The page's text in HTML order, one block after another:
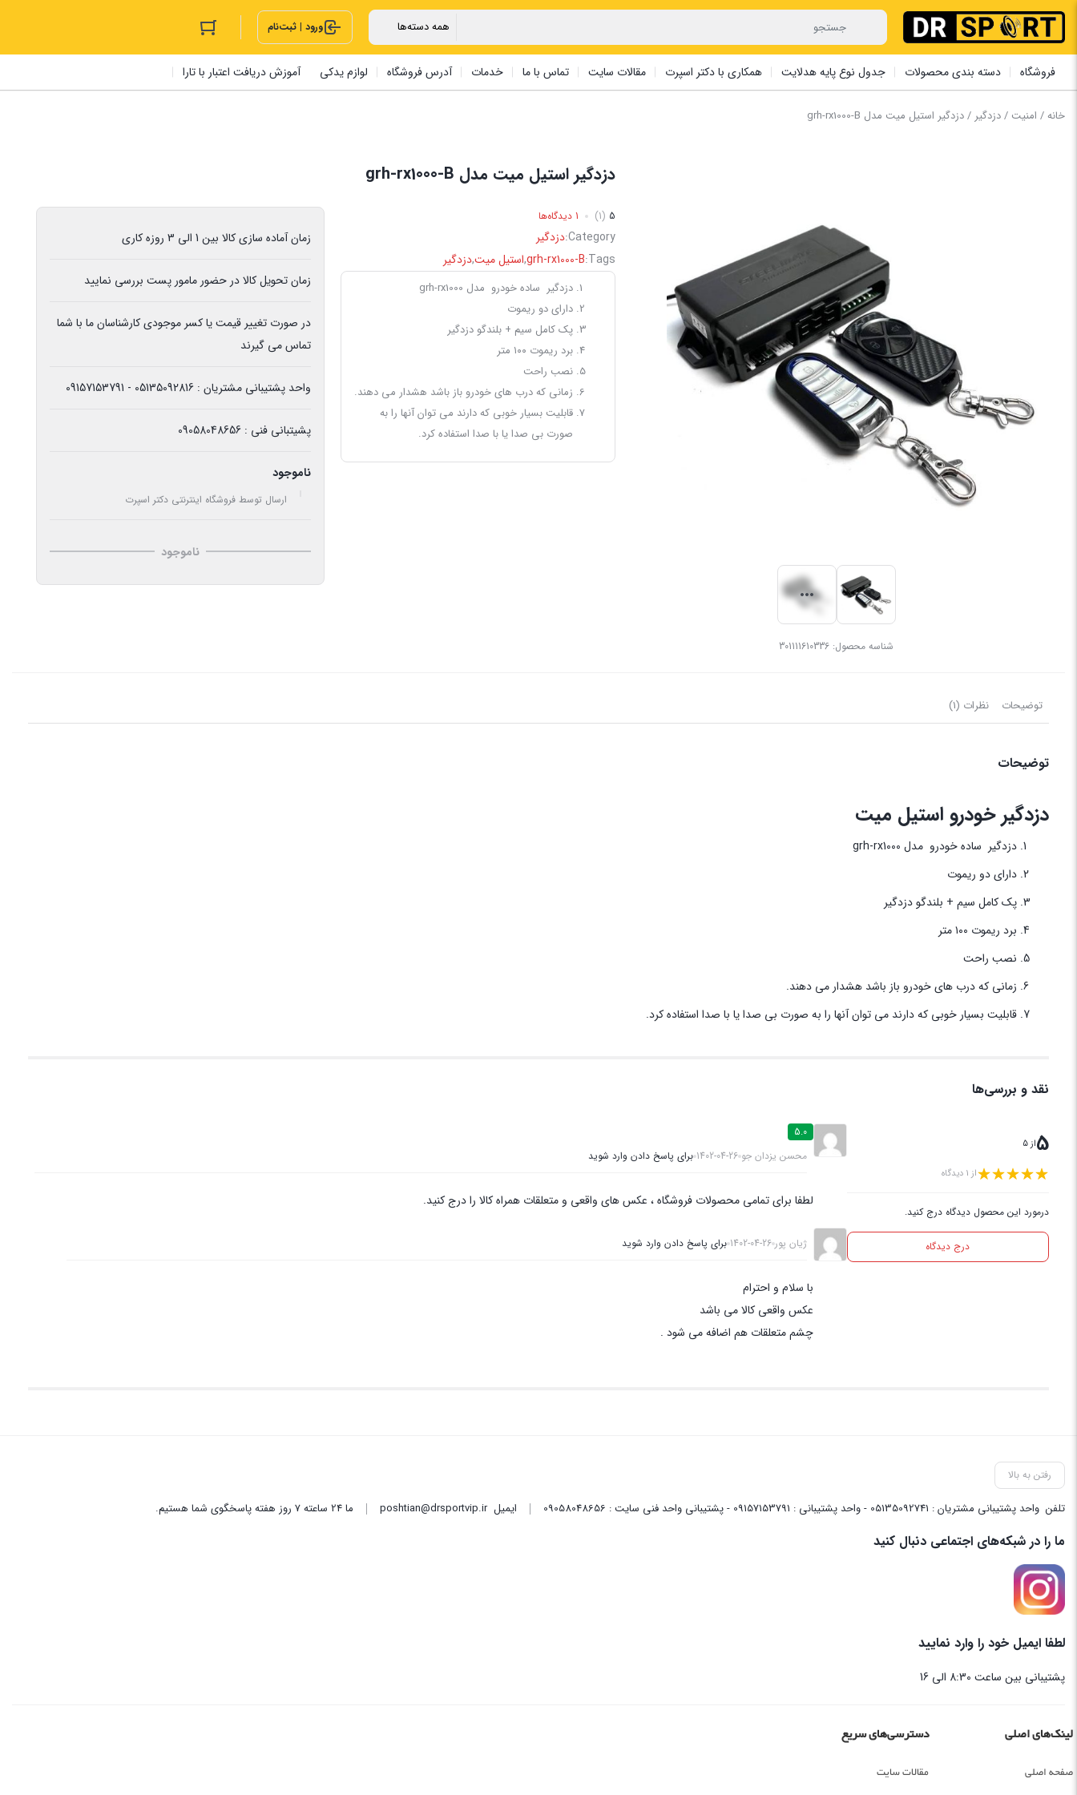
ورود | ثبت‌نام
فروشگاه دسته بندی محصولات جدول نوع پایه هدلایت همکاری با دکتر اسپرت مقالات سایت تماس با ما خدمات آدرس فروشگاه لوازم یدکی آموزش دریافت اعتبار با تارا
خانه/ امنیت /دزدگیر / دزدگیر استیل میت مدل grh-rx1000-B
شناسه محصول: 301111610336
دزدگیر استیل میت مدل grh-rx1000-B
5
(1) 1 دیدگاه‌ها
Category:دزدگیر
Tags:
grh-rx1000-B
,استیل میت,دزدگیر
دزدگیر ساده خودرو مدل grh-rx1000
دارای دو ریموت
پک کامل سیم + بلندگو دزدگیر
برد ریموت ۱۰۰ متر
نصب راحت
زمانی که درب های خودرو باز باشد هشدار می دهند.
قابلیت بسیار خوبی که دارند می توان آنها را به
صورت بی صدا یا با صدا استفاده کرد.
زمان آماده سازی کالا بین 1 الی 3 روزه کاری
زمان تحویل کالا در حضور مامور پست بررسی نمایید
در صورت تغییر قیمت یا کسر موجودی کارشناسان ما با شما
تماس می گیرند
واحد پشتیبانی مشتریان : 05135092816 - 09157153791
پشیتبانی فنی : 09058048656
ناموجود
ارسال توسط فروشگاه اینترنتی دکتر اسپرت
ناموجود
توضیحات نظرات (1)
توضیحات
دزدگیر خودرو استیل میت
دزدگیر ساده خودرو مدل grh-rx1000
دارای دو ریموت
پک کامل سیم + بلندگو دزدگیر
برد ریموت ۱۰۰ متر
نصب راحت
زمانی که درب های خودرو باز باشد هشدار می دهند.
قابلیت بسیار خوبی که دارند می توان آنها را به صورت بی صدا یا با صدا استفاده کرد.
نقد و بررسی‌ها
5از 5
از 1 دیدگاه
درمورد این محصول دیدگاه درج کنید.
درج دیدگاه
5.0
محسن یزدان جو 1402-04-26 برای پاسخ دادن وارد شوید
لطفا برای تمامی محصولات فروشگاه ، عکس های واقعی و متعلقات همراه کالا را درج کنید.
ژیان پور 1402-04-26 برای پاسخ دادن وارد شوید
با سلام و احترام
عکس واقعی کالا می باشد
چشم متعلقات هم اضافه می شود .
رفتن به بالا
تلفن واحد پشتیبانی مشتریان : 05135092741 - واحد پشتیبانی : 09157153791 - پشتیبانی واحد فنی سایت : 09058048656 ایمیلposhtian@drsportvip.ir ما 24 ساعته 7 روز هفته پاسخگوی شما هستیم.
ما را در شبکه‌های اجتماعی دنبال کنید
لطفا ایمیل خود را وارد نمایید
پشتیبانی بین ساعت 8:30 الی 16
لینک‌های اصلی
صفحه اصلی
دسترسی‌های سریع
مقالات سایت